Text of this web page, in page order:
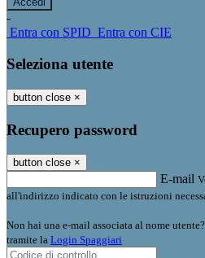
-
Entra con SPID Entra con CIE
Seleziona utente
button close ×
Recupero password
button close ×
E-mail
all'indirizzo indicato con le istruzioni
Non hai una e-mail associata al nome
tramite la Login Spaggiari